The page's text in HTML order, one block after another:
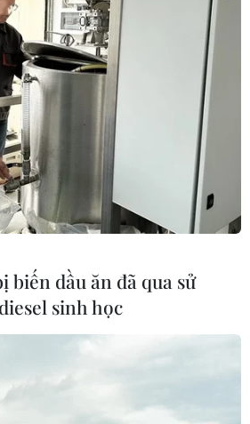
mạnh Tehran
phải đầu hàng
biến dầu ăn đã qua sử
sinh học